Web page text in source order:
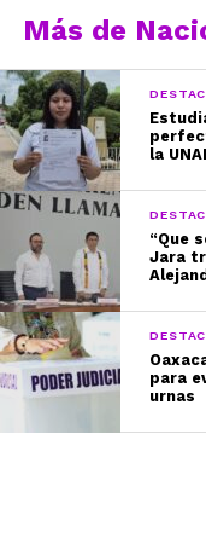
Más de
la
“Que
Jara
para
urnas